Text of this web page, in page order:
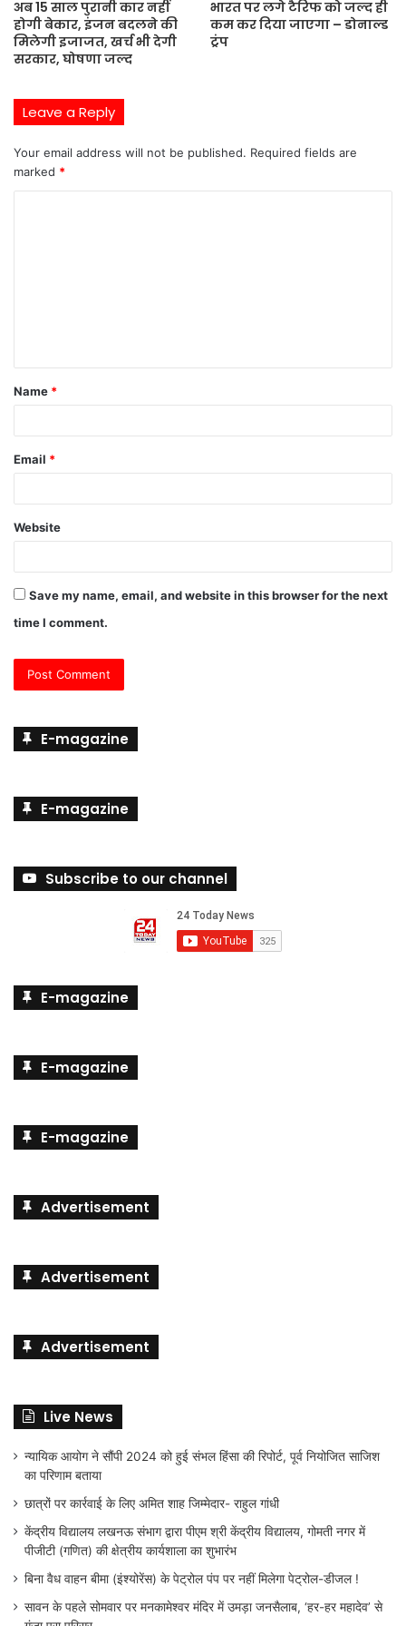
अब 15 साल पुरानी कार नहीं
होगी बेकार, इंजन बदलने की
मिलेगी इजाजत, खर्च भी देगी
सरकार, घोषणा जल्द
भारत पर लगे टैरिफ को जल्द ही
कम कर दिया जाएगा – डोनाल्ड
ट्रंप
Leave a Reply
Your email address will not be published. Required fields are
marked *
t
*
Name *
Email *
Website
Save my name, email, and website in this browser for the next
time I comment.
E-magazine
E-magazine
Subscribe to our channel
E-magazine
E-magazine
E-magazine
Advertisement
Advertisement
Advertisement
Live News
न्यायिक आयोग ने सौंपी 2024 को हुई संभल हिंसा की रिपोर्ट, पूर्व नियोजित साजिश
का परिणाम बताया
छात्रों पर कार्रवाई के लिए अमित शाह जिम्मेदार- राहुल गांधी
केंद्रीय विद्यालय लखनऊ संभाग द्वारा पीएम श्री केंद्रीय विद्यालय, गोमती नगर में
पीजीटी (गणित) की क्षेत्रीय कार्यशाला का शुभारंभ
बिना वैध वाहन बीमा (इंश्योरेंस) के पेट्रोल पंप पर नहीं मिलेगा पेट्रोल-डीजल !
सावन के पहले सोमवार पर मनकामेश्वर मंदिर में उमड़ा जनसैलाब, ‘हर-हर महादेव’ से